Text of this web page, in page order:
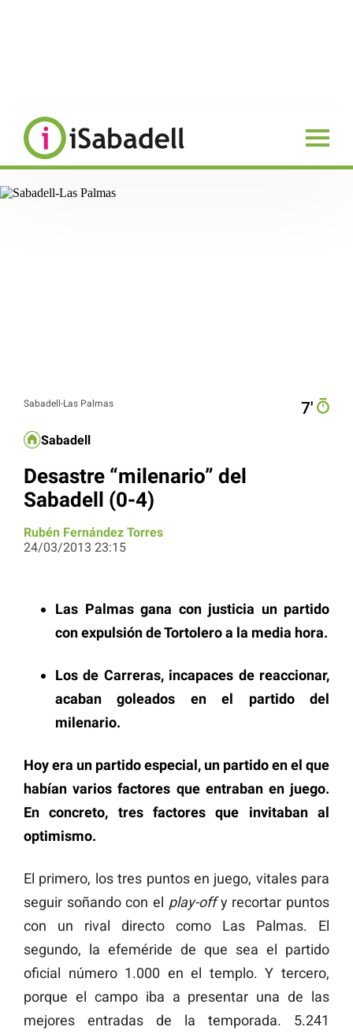
Sabadell-Las Palmas 7′
Sabadell
Desastre “milenario” del
Sabadell (0-4)
Rubén Fernández Torres
24/03/2013 23:15
Las Palmas gana con justicia un partido
con expulsión de Tortolero a la media hora.
Los de Carreras, incapaces de reaccionar,
acaban goleados en el partido del
milenario.
Hoy era un partido especial, un partido en el que
habían varios factores que entraban en juego.
En concreto, tres factores que invitaban al
optimismo.
El primero, los tres puntos en juego, vitales para
seguir soñando con el play-offy recortar puntos
con un rival directo como Las Palmas. El
segundo, la efeméride de que sea el partido
oficial número 1.000 en el templo. Y tercero,
porque el campo iba a presentar una de las
mejores entradas de la temporada. 5.241